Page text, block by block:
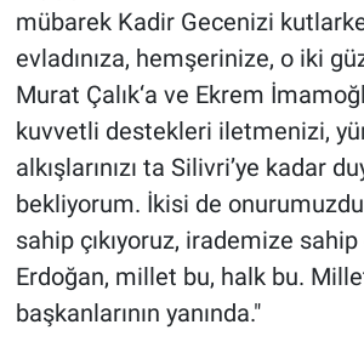
mübarek Kadir Gecenizi
evladınıza, hemşerinize, o iki
Murat Çalık‘a ve Ekrem
kuvvetli destekleri iletmenizi,
alkışlarınızı ta Silivri’ye kadar
bekliyorum. İkisi de
sahip çıkıyoruz, irademize sahip
Erdoğan, millet bu, halk bu.
başkanlarının yanında."